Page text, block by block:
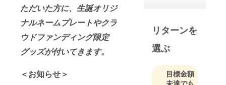
ただいた方に、生誕オリジ
ナルネームプレートやクラ
ウドファンディング限定
グッズが付いてきます。
＜お知らせ＞
リターンを
選ぶ
目標金額